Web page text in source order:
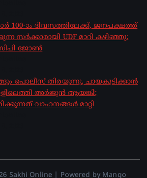
100-ാം ദിവസത്തിലേക്ക്, ജനപക്ഷത്ത്
സർക്കാരായി UDF മാറി കഴിഞ്ഞു;
സിപി ജോൺ
പൊലീസ് തിരയുന്നു, ചായകുടിക്കാൻ
അർജുൻ ആയങ്കി;
വാഹനങ്ങൾ മാറ്റി
Sakhi Online | Powered by Mango